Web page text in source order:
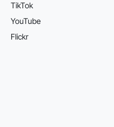
TikTok
YouTube
Flickr